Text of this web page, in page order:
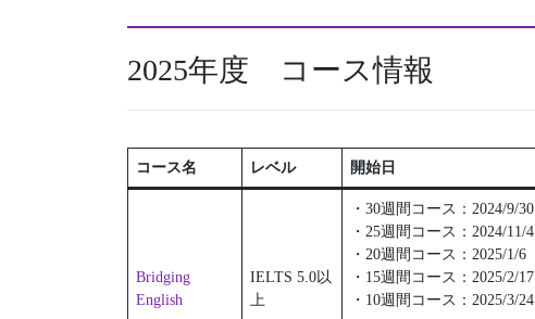
2025年度 コース情報
コース名 レベル 開始日
Bridging
English
IELTS 5.0以
上
・30週間コース：2024/9/30
・25週間コース：2024/11/4
・20週間コース：2025/1/6
・15週間コース：2025/2/17
・10週間コース：2025/3/24